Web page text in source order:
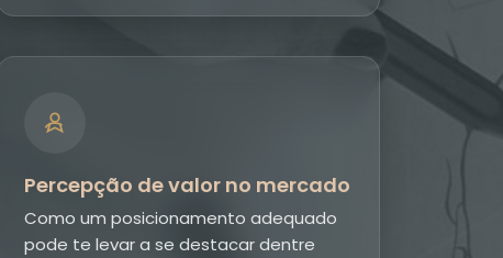
Percepção de valor no mercado
Como um posicionamento adequado
pode te levar a se destacar dentre